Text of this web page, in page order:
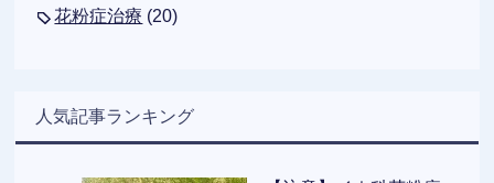
花粉症治療 (20)
人気記事ランキング